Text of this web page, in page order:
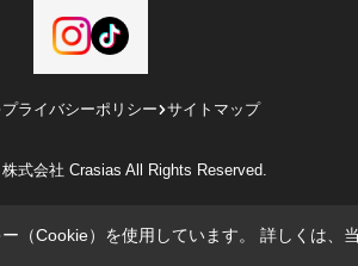
プライバシーポリシー サイトマップ
式会社 Crasias All Rights Reserved.
（Cookie）を使用しています。 詳しくは、